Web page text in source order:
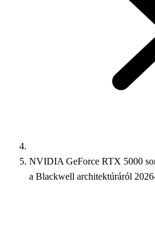
NVIDIA GeForce RTX 5000
a Blackwell architektúráról